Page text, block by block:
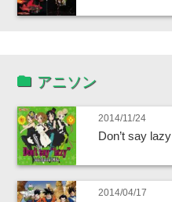
アニソン
2014/11/24
Don’t say lazy
2014/04/17